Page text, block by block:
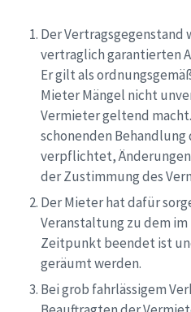
Der
vertraglich garantierten
Er gilt als
Mieter Mängel nicht
Vermieter geltend
schonenden Behandlung
verpflichtet,
der Zustimmung des
Der Mieter hat dafür
Veranstaltung zu dem
Zeitpunkt beendet ist
geräumt werden.
Bei grob fahrlässigem